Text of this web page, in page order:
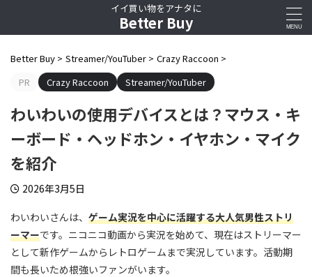
イイ買い物をアナタに
Better Buy
Better Buy > Streamer/YouTuber > Crazy Raccoon >
PR
Crazy Raccoon Streamer/YouTuber
わいわいの使用デバイスとは？マウス・キ
ーボード・ヘッドホン・イヤホン・マイク
を紹介
2026年3月5日
わいわいさんは、 ゲーム実況を中心に活躍する大人気男性ストリ
ーマーです。ニコニコ動画から実況を始めて、現在はストリーマー
として新作ゲームからレトロゲームまで実況しています。活動期
間も長いため根強いファンがいます。